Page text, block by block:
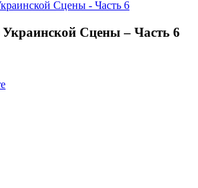
Сцены – Часть 6